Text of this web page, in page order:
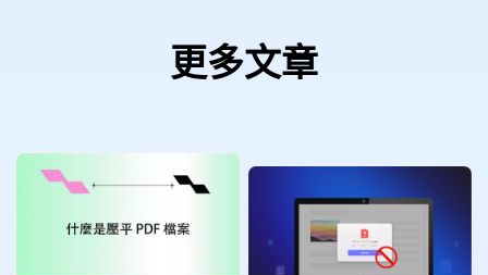
更多文章